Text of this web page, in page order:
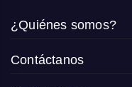
¿Quiénes somos?
Contáctanos